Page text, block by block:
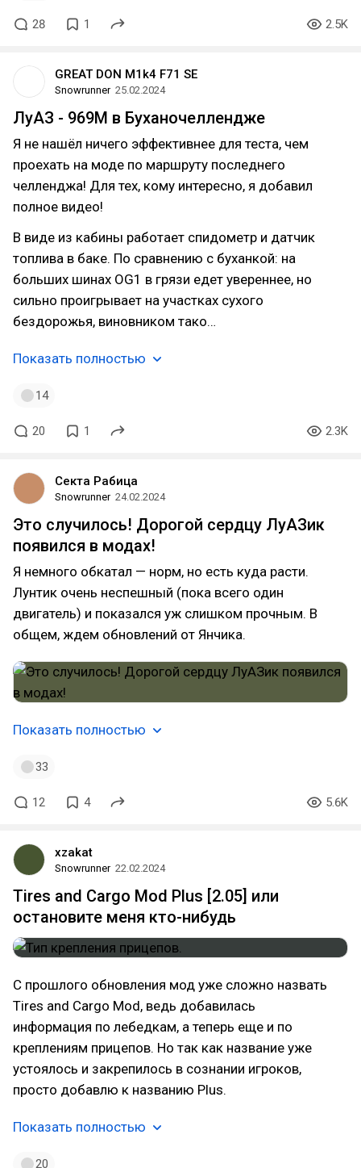
28 1 2.5K
GREAT DON M1k4 F71 SE
Snowrunner 25.02.2024
ЛуАЗ - 969М в Буханочеллендже
Я не нашёл ничего эффективнее для теста, чем
проехать на моде по маршруту последнего
челленджа! Для тех, кому интересно, я добавил
полное видео!
В виде из кабины работает спидометр и датчик
топлива в баке. По сравнению с буханкой: на
больших шинах OG1 в грязи едет увереннее, но
сильно проигрывает на участках сухого
бездорожья, виновником тако…
Показать полностью
14
20 1 2.3K
Секта Рабица
Snowrunner 24.02.2024
Это случилось! Дорогой сердцу ЛуАЗик
появился в модах!
Я немного обкатал — норм, но есть куда расти.
Лунтик очень неспешный (пока всего один
двигатель) и показался уж слишком прочным. В
общем, ждем обновлений от Янчика.
Показать полностью
33
12 4 5.6K
xzakat
Snowrunner 22.02.2024
Tires and Cargo Mod Plus [2.05] или
остановите меня кто-нибудь
С прошлого обновления мод уже сложно назвать
Tires and Cargo Mod, ведь добавилась
информация по лебедкам, а теперь еще и по
креплениям прицепов. Но так как название уже
устоялось и закрепилось в сознании игроков,
просто добавлю к названию Plus.
Показать полностью
20